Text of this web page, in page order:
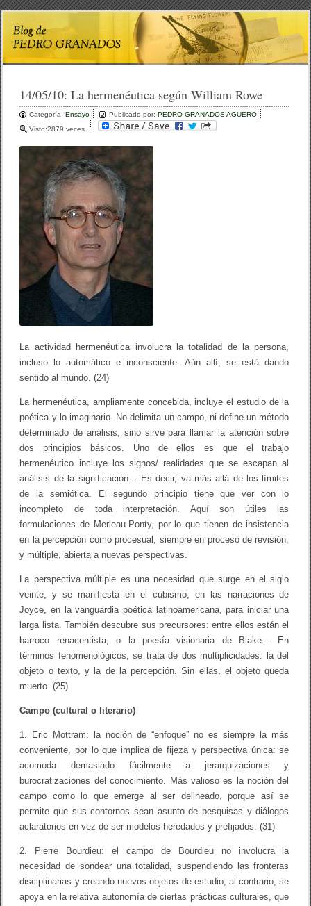
14/05/10:La hermenéutica según William Rowe
Categoría:Ensayo Publicado por:PEDRO GRANADOS AGUERO
Visto:2879 veces
La actividad hermenéutica involucra la totalidad de la persona,
incluso lo automático e inconsciente. Aún allí, se está dando
sentido al mundo. (24)
La hermenéutica, ampliamente concebida, incluye el estudio de la
poética y lo imaginario. No delimita un campo, ni define un método
determinado de análisis, sino sirve para llamar la atención sobre
dos principios básicos. Uno de ellos es que el trabajo
hermenéutico incluye los signos/ realidades que se escapan al
análisis de la significación… Es decir, va más allá de los límites
de la semiótica. El segundo principio tiene que ver con lo
incompleto de toda interpretación. Aquí son útiles las
formulaciones de Merleau-Ponty, por lo que tienen de insistencia
en la percepción como procesual, siempre en proceso de revisión,
y múltiple, abierta a nuevas perspectivas.
La perspectiva múltiple es una necesidad que surge en el siglo
veinte, y se manifiesta en el cubismo, en las narraciones de
Joyce, en la vanguardia poética latinoamericana, para iniciar una
larga lista. También descubre sus precursores: entre ellos están el
barroco renacentista, o la poesía visionaria de Blake… En
términos fenomenológicos, se trata de dos multiplicidades: la del
objeto o texto, y la de la percepción. Sin ellas, el objeto queda
muerto. (25)
Campo (cultural o literario)
1. Eric Mottram: la noción de “enfoque” no es siempre la más
conveniente, por lo que implica de fijeza y perspectiva única: se
acomoda demasiado fácilmente a jerarquizaciones y
burocratizaciones del conocimiento. Más valioso es la noción del
campo como lo que emerge al ser delineado, porque así se
permite que sus contornos sean asunto de pesquisas y diálogos
aclaratorios en vez de ser modelos heredados y prefijados. (31)
2. Pierre Bourdieu: el campo de Bourdieu no involucra la
necesidad de sondear una totalidad, suspendiendo las fronteras
disciplinarias y creando nuevos objetos de estudio; al contrario, se
apoya en la relativa autonomía de ciertas prácticas culturales, que